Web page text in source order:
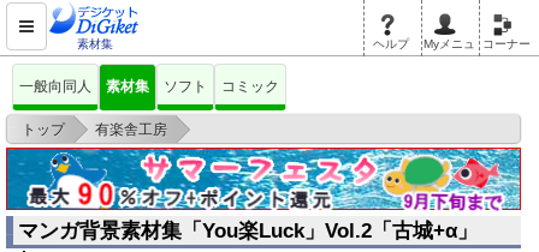
素材集 ヘルプ Myメニュ コーナー
一般向同人 素材集 ソフト コミック
トップ > 有楽舎工房
>
マンガ背景素材集「You楽Luck」Vol.2「古城+α」
マンガ背景素材集「You楽Luck」Vol.2「古城+α」